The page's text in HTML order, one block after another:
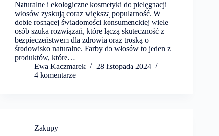
Naturalne i ekologiczne kosmetyki do pielęgnacji
włosów zyskują coraz większą popularność. W
dobie rosnącej świadomości konsumenckiej wiele
osób szuka rozwiązań, które łączą skuteczność z
bezpieczeństwem dla zdrowia oraz troską o
środowisko naturalne. Farby do włosów to jeden z
produktów, które…
Ewa Kaczmarek
28 listopada 2024
4 komentarze
Zakupy